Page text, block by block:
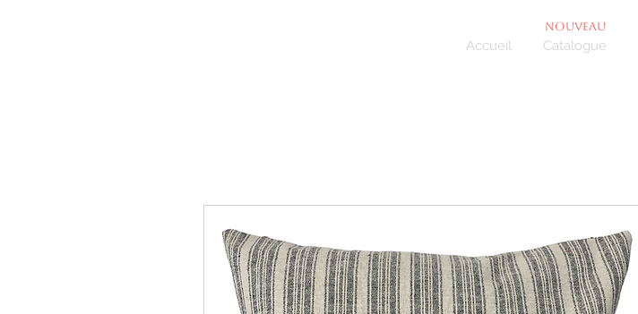
NOUVEAU
Accueil Catalogue